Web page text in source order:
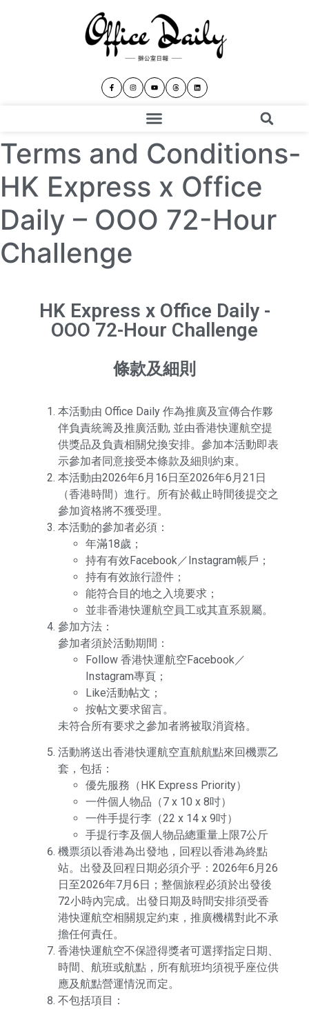
Terms and Conditions-
HK Express x Office
Daily – OOO 72-Hour
Challenge
HK Express x Office Daily -
OOO 72-Hour Challenge
條款及細則
本活動由 Office Daily 作為推廣及宣傳合作夥
伴負責統籌及推廣活動, 並由香港快運航空提
供獎品及負責相關兌換安排。參加本活動即表
示參加者同意接受本條款及細則約束。
本活動由2026年6月16日至2026年6月21日
（香港時間）進行。所有於截止時間後提交之
參加資格將不獲受理。
本活動的參加者必須：
年滿18歲；
持有有效Facebook／Instagram帳戶；
持有有效旅行證件；
能符合目的地之入境要求；
並非香港快運航空員工或其直系親屬。
參加方法：
參加者須於活動期間：
Follow 香港快運航空Facebook／
Instagram專頁；
Like活動帖文；
按帖文要求留言。
未符合所有要求之參加者將被取消資格。
活動將送出香港快運航空直航航點來回機票乙
套，包括：
優先服務（HK Express Priority）
一件個人物品（7 x 10 x 8吋）
一件手提行李（22 x 14 x 9吋）
手提行李及個人物品總重量上限7公斤
機票須以香港為出發地，回程以香港為終點
站。出發及回程日期必須介乎：2026年6月26
日至2026年7月6日；整個旅程必須於出發後
72小時內完成。出發日期及時間安排須受香
港快運航空相關規定約束，推廣機構對此不承
擔任何責任。
香港快運航空不保證得獎者可選擇指定日期、
時間、航班或航點，所有航班均須視乎座位供
應及航點營運情況而定。
不包括項目：